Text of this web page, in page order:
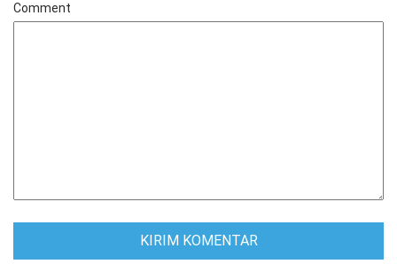
Comment